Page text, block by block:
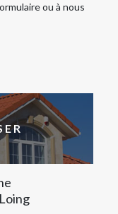
ou à nous